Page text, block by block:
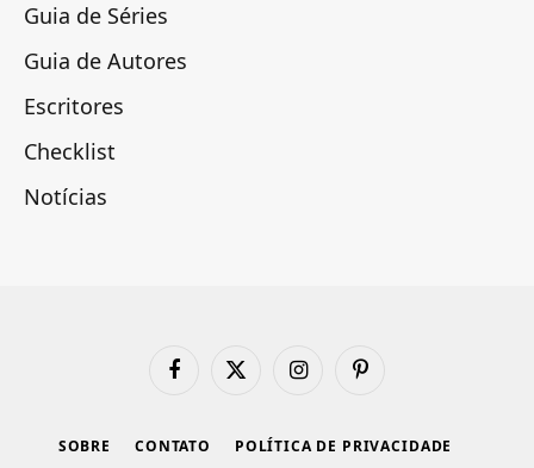
Guia de Séries
Guia de Autores
Escritores
Checklist
Notícias
FacebookX
InstagramPinterest
SOBRE CONTATO POLÍTICA DE PRIVACIDADE